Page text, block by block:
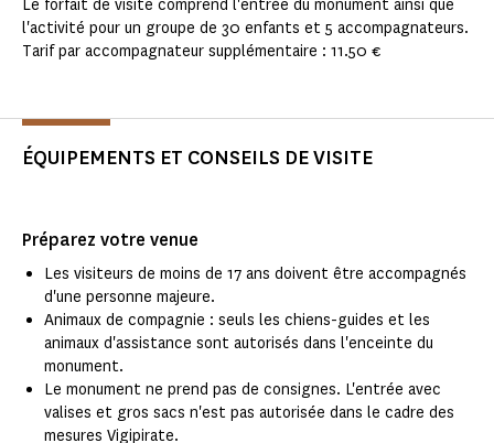
Le forfait de visite comprend l'entrée du monument ainsi que
l'activité pour un groupe de 30 enfants et 5 accompagnateurs.
Tarif par accompagnateur supplémentaire : 11.50 €
ÉQUIPEMENTS ET CONSEILS DE VISITE
Préparez votre venue
Les visiteurs de moins de 17 ans doivent être accompagnés
d'une personne majeure.
Animaux de compagnie : seuls les chiens-guides et les
animaux d'assistance sont autorisés dans l'enceinte du
monument.
Le monument ne prend pas de consignes. L'entrée avec
valises et gros sacs n'est pas autorisée dans le cadre des
mesures Vigipirate.